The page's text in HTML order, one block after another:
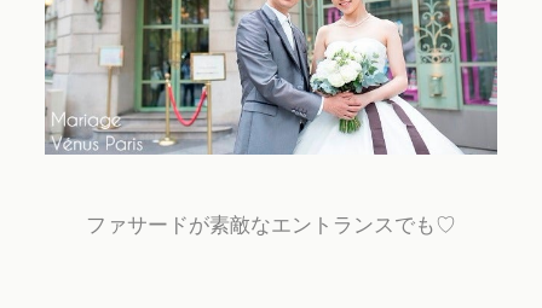
ファサードが素敵なエントランスでも♡